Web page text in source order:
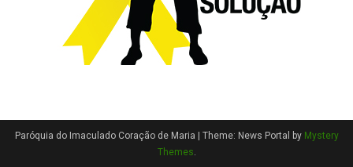
Paróquia do Imaculado Coração de Maria Theme: News Portal by Mystery
Themes.